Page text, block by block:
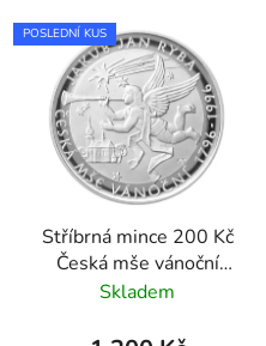
POSLEDNÍ KUS
Stříbrná mince 200 Kč
Česká mše vánoční
Jakuba Jana Ryby 1996
Skladem